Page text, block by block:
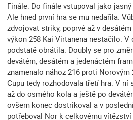
Finále: Do finále vstupoval jako
Ale hned první hra se mu nedařila.
zdvojovat striky, poprvé až v
výkon 258 Kai Virtanena nestačilo. V
podstatě obrátila. Doubly se pro
devátém, desátém a jedenáctém
znamenalo nához 216 proti Norovým
Cupu tedy rozhodovala třetí hra. V ní
až do osmého kola a ještě po
ovšem konec dostrikoval a v
potřeboval Nor k celkovému